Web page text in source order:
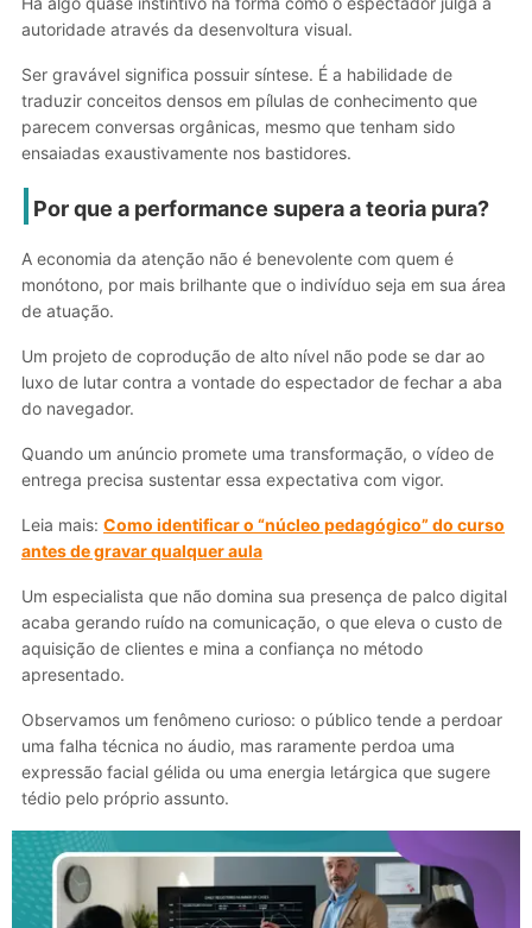
autoridade através da desenvoltura visual.
Ser gravável significa possuir síntese. É a habilidade de
traduzir conceitos densos em pílulas de conhecimento que
parecem conversas orgânicas, mesmo que tenham sido
ensaiadas exaustivamente nos bastidores.
Por que a performance supera a teoria pura?
A economia da atenção não é benevolente com quem é
monótono, por mais brilhante que o indivíduo seja em sua área
de atuação.
Um projeto de coprodução de alto nível não pode se dar ao
luxo de lutar contra a vontade do espectador de fechar a aba
do navegador.
Quando um anúncio promete uma transformação, o vídeo de
entrega precisa sustentar essa expectativa com vigor.
Leia mais: Como identificar o “núcleo pedagógico” do curso
antes de gravar qualquer aula
Um especialista que não domina sua presença de palco digital
acaba gerando ruído na comunicação, o que eleva o custo de
aquisição de clientes e mina a confiança no método
apresentado.
Observamos um fenômeno curioso: o público tende a perdoar
uma falha técnica no áudio, mas raramente perdoa uma
expressão facial gélida ou uma energia letárgica que sugere
tédio pelo próprio assunto.